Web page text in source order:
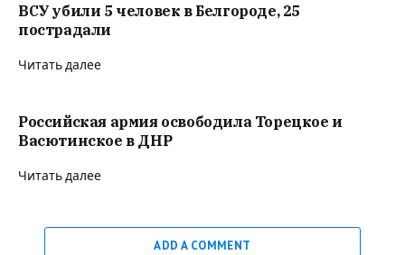
ВСУ убили 5 человек в Белгороде, 25
пострадали
Читать далее
Российская армия освободила Торецкое и
Васютинское в ДНР
Читать далее
ADD A COMMENT